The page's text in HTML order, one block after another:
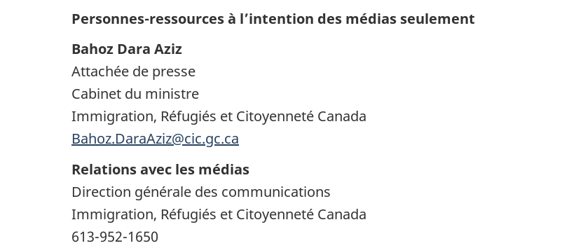
Personnes-ressources à l’intention des médias seulement
Bahoz Dara Aziz
Attachée de presse
Cabinet du ministre
Immigration, Réfugiés et Citoyenneté Canada
Bahoz.DaraAziz@cic.gc.ca
Relations avec les médias
Direction générale des communications
Immigration, Réfugiés et Citoyenneté Canada
613-952-1650